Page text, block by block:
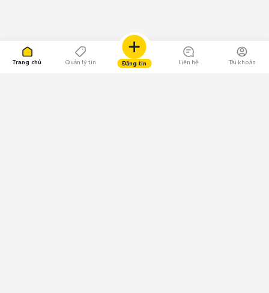
Trang chủ Quản lý tin Đăng tin Liên hệ Tài khoản